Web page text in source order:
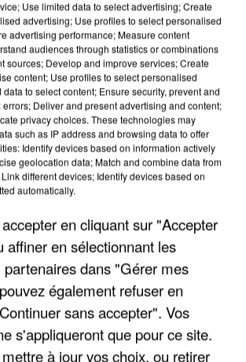
CES CANICULES, LES REFUGES
SONT...
Use limited data to select advertising; Create
advertising; Use profiles to select personalised
advertising performance; Measure content
audiences through statistics or combinations
sources; Develop and improve services; Create
content; Use profiles to select personalised
to select content; Ensure security, prevent and
errors; Deliver and present advertising and content;
privacy choices. These technologies may
such as IP address and browsing data to offer
Identify devices based on information actively
geolocation data; Match and combine data from
different devices; Identify devices based on
automatically.
en cliquant sur "Accepter
affiner en sélectionnant les
partenaires dans "Gérer mes
également refuser en
sans accepter". Vos
s'appliqueront que pour ce site.
à jour vos choix, ou retirer